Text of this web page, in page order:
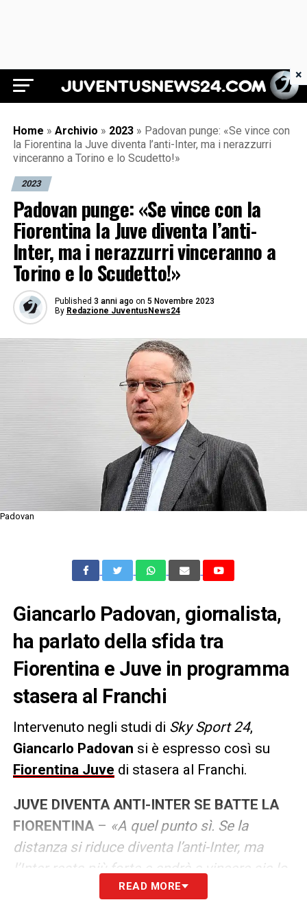
Juventus News 24
Home » Archivio » 2023 » Padovan punge: «Se vince con
la Fiorentina la Juve diventa l’anti-Inter, ma i nerazzurri
vinceranno a Torino e lo Scudetto!»
2023
Padovan punge: «Se vince con la
Fiorentina la Juve diventa l’anti-
Inter, ma i nerazzurri vinceranno a
Torino e lo Scudetto!»
Published 3 anni ago on 5 Novembre 2023
By Redazione JuventusNews24
Padovan
Giancarlo Padovan, giornalista,
ha parlato della sfida tra
Fiorentina e Juve in programma
stasera al Franchi
Intervenuto negli studi di Sky Sport 24,
Giancarlo Padovan si è espresso così su
Fiorentina Juve di stasera al Franchi.
JUVE DIVENTA ANTI-INTER SE BATTE LA
FIORENTINA– «A quel punto sì. Se la
distanza si riduce diventa l’anti-Inter, ma
l’Inter resta più forte e andrà a vincere sia lo
scontro diretto sia lo Scudetto. La Juve
READ MORE
×